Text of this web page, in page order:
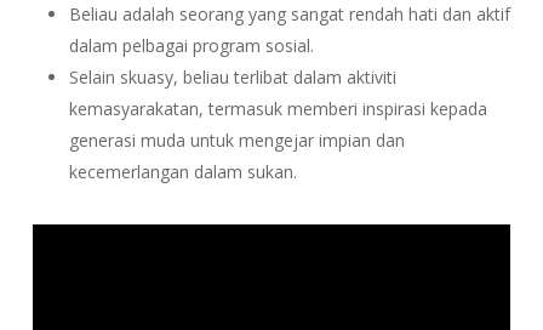
Beliau adalah seorang yang sangat rendah hati dan aktif
dalam pelbagai program sosial.
Selain skuasy, beliau terlibat dalam aktiviti
kemasyarakatan, termasuk memberi inspirasi kepada
generasi muda untuk mengejar impian dan
kecemerlangan dalam sukan.